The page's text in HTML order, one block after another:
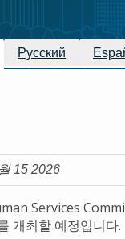
Русский
15 2026
Services
개최할 예정입니다.